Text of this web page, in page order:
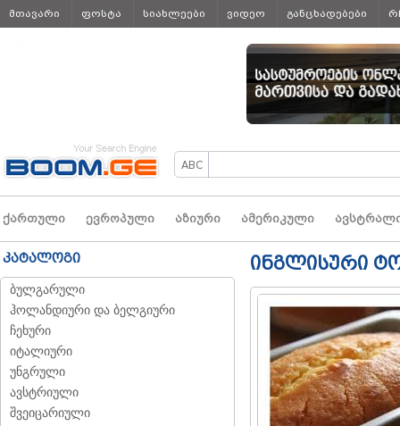
მთავარი ფოსტა სიახლეები ვიდეო განცხადებები
ქართული ევროპული აზიური ამერიკული
კატალოგი
ბულგარული
ჰოლანდიური და ბელგიური
ჩეხური
იტალიური
უნგრული
ავსტრიული
შვეიცარიული
ინგლისური